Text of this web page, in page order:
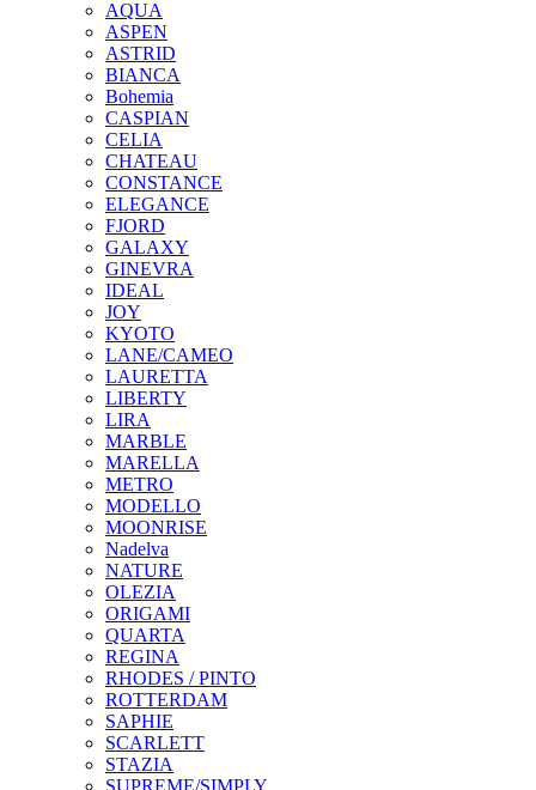
AQUA
ASPEN
ASTRID
BIANCA
Bohemia
CASPIAN
CELIA
CHATEAU
CONSTANCE
ELEGANCE
FJORD
GALAXY
GINEVRA
IDEAL
JOY
KYOTO
LANE/CAMEO
LAURETTA
LIBERTY
LIRA
MARBLE
MARELLA
METRO
MODELLO
MOONRISE
Nadelva
NATURE
OLEZIA
ORIGAMI
QUARTA
REGINA
RHODES / PINTO
ROTTERDAM
SAPHIE
SCARLETT
STAZIA